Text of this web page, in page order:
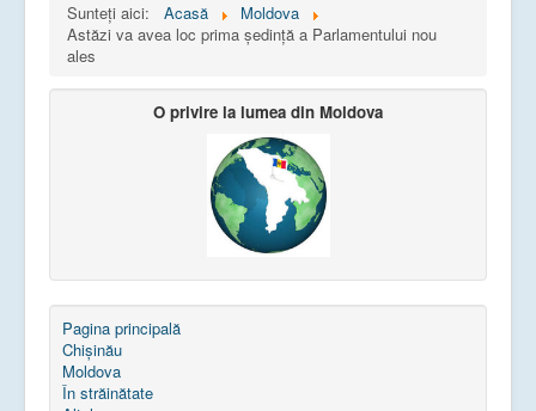
Sunteți aici: Acasă
Moldova
Astăzi va avea loc prima ședință a Parlamentului nou
ales
O privire la lumea din Moldova
Pagina principală
Chișinău
Moldova
În străinătate